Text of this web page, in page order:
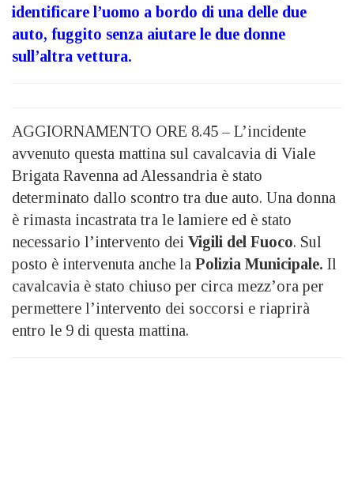
identificare l’uomo a bordo di una delle due
auto, fuggito senza aiutare le due donne
sull’altra vettura.
AGGIORNAMENTO ORE 8.45 – L’incidente
avvenuto questa mattina sul cavalcavia di Viale
Brigata Ravenna ad Alessandria è stato
determinato dallo scontro tra due auto. Una donna
è rimasta incastrata tra le lamiere ed è stato
necessario l’intervento dei Vigili del Fuoco. Sul
posto è intervenuta anche la Polizia Municipale. Il
cavalcavia è stato chiuso per circa mezz’ora per
permettere l’intervento dei soccorsi e riaprirà
entro le 9 di questa mattina.